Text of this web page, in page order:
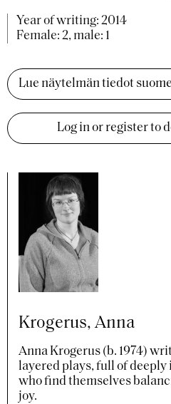
Year of writing: 2014
Female: 2, male: 1
Lue näytelmän tiedot
Log in or register to
Krogerus, Anna
Anna Krogerus (b. 1974)
layered plays, full of
who find themselves
joy.